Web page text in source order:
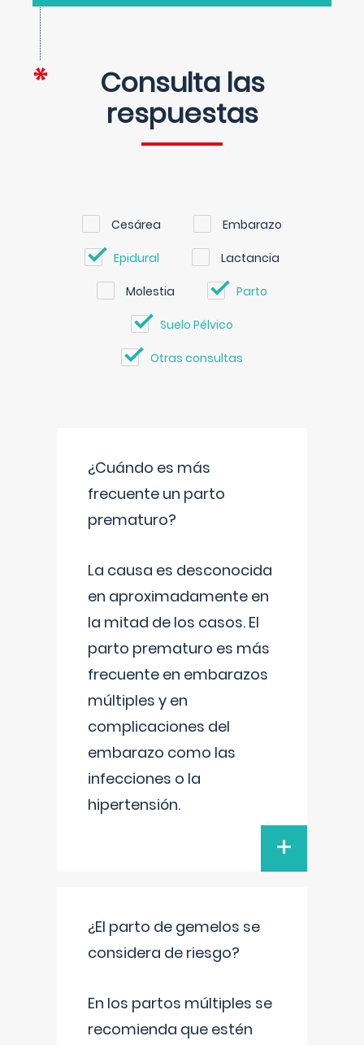
Consulta las
respuestas
Cesárea Embarazo
Epidural Lactancia
Molestia Parto
Suelo Pélvico
Otras consultas
¿Cuándo es más
frecuente un parto
prematuro?
La causa es desconocida
en aproximadamente en
la mitad de los casos. El
parto prematuro es más
frecuente en embarazos
múltiples y en
complicaciones del
embarazo como las
infecciones o la
hipertensión.
+
¿El parto de gemelos se
considera de riesgo?
En los partos múltiples se
recomienda que estén